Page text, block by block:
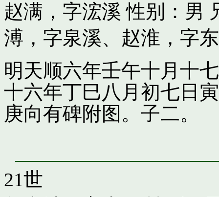
赵满，字浤溪 性别：男
溥，字泉溪、 赵淮，字
明天顺六年壬午十月十
十六年丁巳八月初七日
庚向有碑附图。子二。
21世